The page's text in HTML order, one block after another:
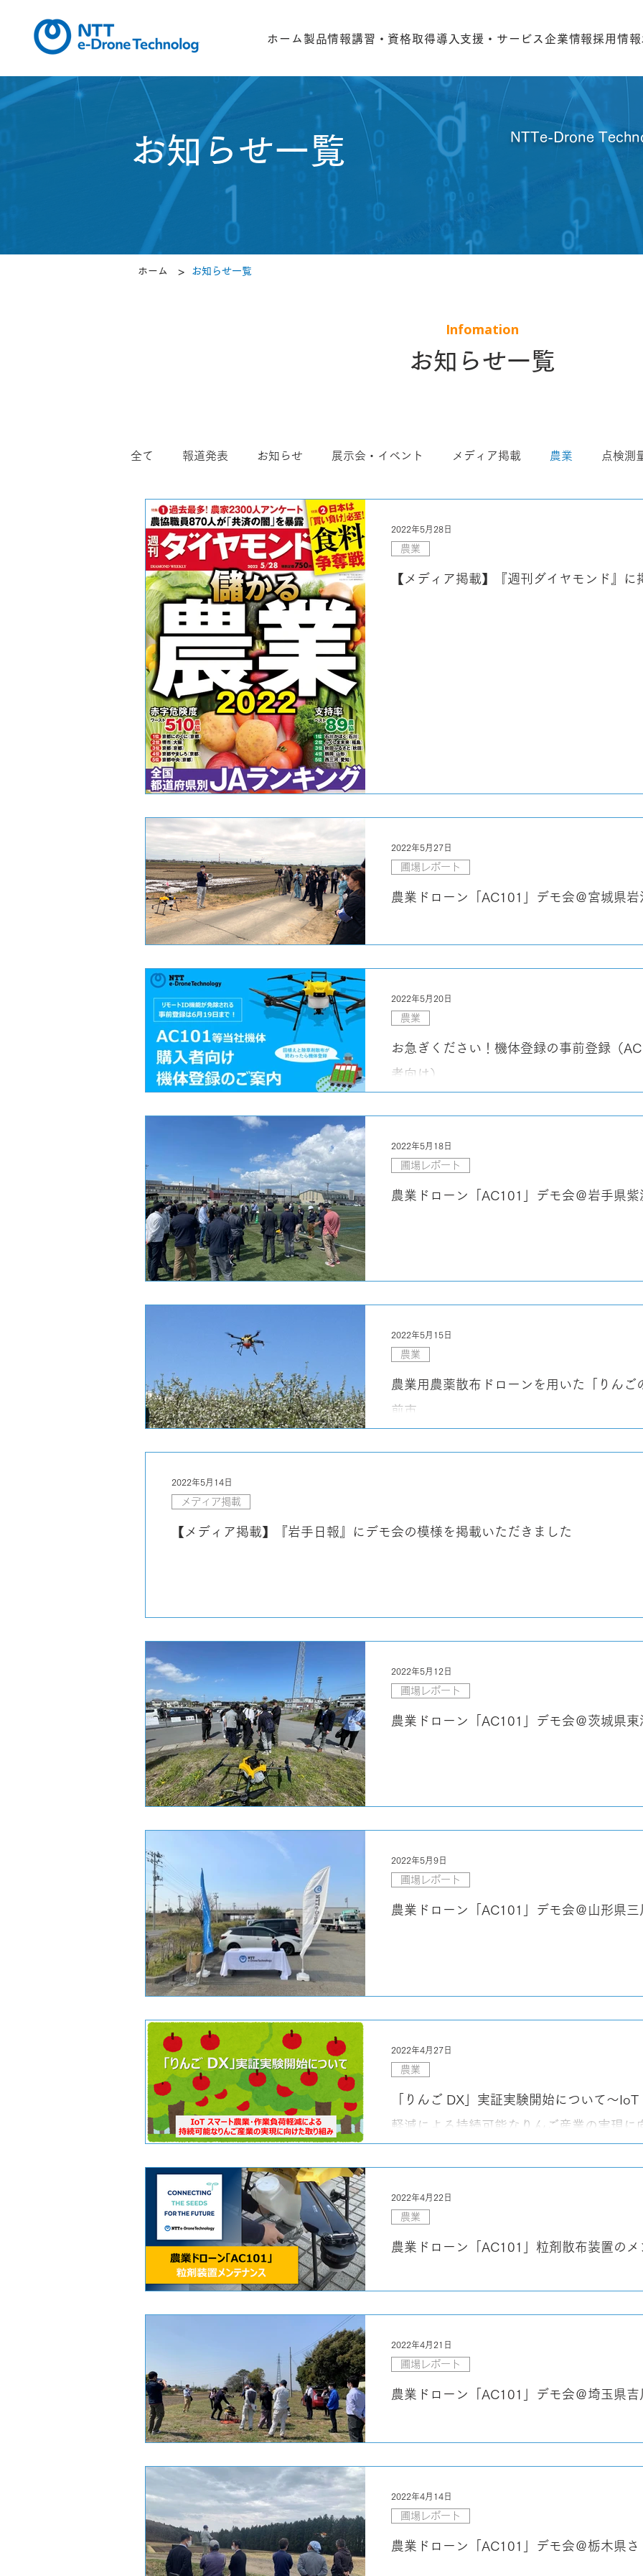
ホーム 製品情報講習・資格取得導入支援・サービス 企業情報採用情報
​お知らせ一覧 NTTe-Drone
ホーム > お知らせ一覧
​Infomation
​お知らせ一覧
全て 報道発表 お知らせ 展示会・イベント メディア掲載 農業 点検測
産業 スクール おまかせeドローン
安全飛行 アフターサポート 空撮 鳥獣害対策
【メディア掲載】『週刊ダイヤモンド』
農業
2022年5月28日
農業ドローン「AC101」デモ会＠宮城県岩
圃場レポート
2022年5月27日
お急ぎください！機体登録の事前登録（
者向け）
農業
2022年5月20日
農業ドローン「AC101」デモ会＠岩手県紫
圃場レポート
2022年5月18日
農業用農薬散布ドローンを用いた「りんご
前市
農業
2022年5月15日
【メディア掲載】『岩手日報』にデモ会の模様を掲載いただきました
メディア掲載
2022年5月14日
農業ドローン「AC101」デモ会＠茨城県東
圃場レポート
2022年5月12日
農業ドローン「AC101」デモ会＠山形県三
圃場レポート
2022年5月9日
「りんご DX」実証実験開始について～
軽減による持続可能なりんご産業の実現に
農業
2022年4月27日
農業ドローン「AC101」粒剤散布装置の
農業
2022年4月22日
農業ドローン「AC101」デモ会＠埼玉県吉
圃場レポート
2022年4月21日
農業ドローン「AC101」デモ会＠栃木県さ
圃場レポート
2022年4月14日